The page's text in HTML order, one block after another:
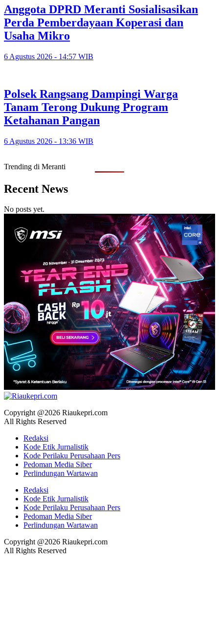
Anggota DPRD Meranti Sosialisasikan
Perda Pemberdayaan Koperasi dan
Usaha Mikro
6 Agustus 2026 - 14:57 WIB
Polsek Rangsang Dampingi Warga
Tanam Terong Dukung Program
Ketahanan Pangan
6 Agustus 2026 - 13:36 WIB
Trending di Meranti
Recent News
No posts yet.
Copyright @2026 Riaukepri.com
All Rights Reserved
Redaksi
Kode Etik Jurnalistik
Kode Perilaku Perusahaan Pers
Pedoman Media Siber
Perlindungan Wartawan
Redaksi
Kode Etik Jurnalistik
Kode Perilaku Perusahaan Pers
Pedoman Media Siber
Perlindungan Wartawan
Copyright @2026 Riaukepri.com
All Rights Reserved